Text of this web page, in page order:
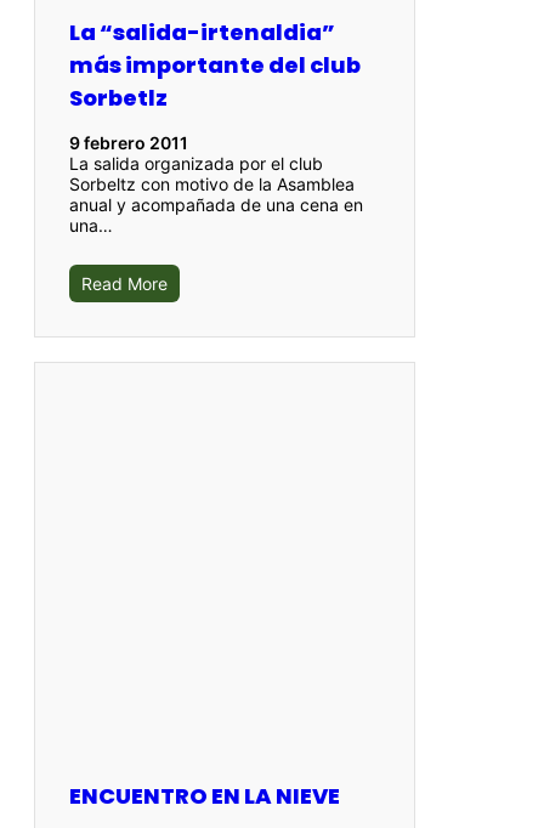
La “salida-irtenaldia”
más importante del club
Sorbetlz
9 febrero 2011
La salida organizada por el club
Sorbeltz con motivo de la Asamblea
anual y acompañada de una cena en
una…
Read More
ENCUENTRO EN LA NIEVE